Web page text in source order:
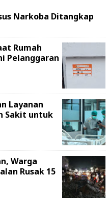
Narkoba Ditangkap
Rumah
Pelanggaran
Layanan
Sakit untuk
Warga
Rusak 15